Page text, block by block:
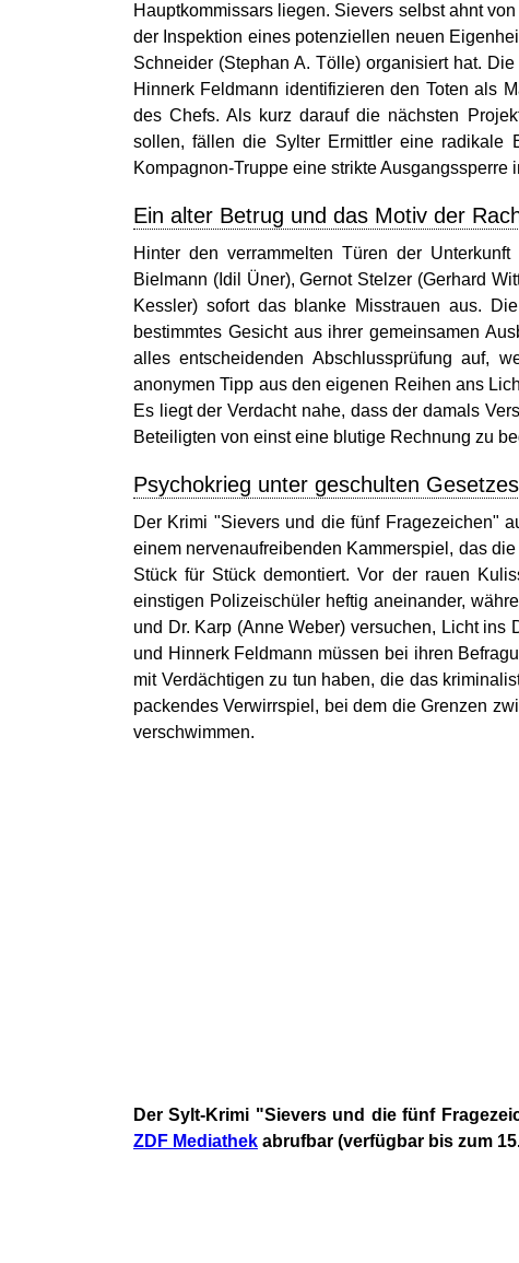
Hauptkommissars liegen. Sievers selbst ahnt
der Inspektion eines potenziellen neuen
Schneider (Stephan A. Tölle) organisiert hat.
Hinnerk Feldmann identifizieren den Toten als
des Chefs. Als kurz darauf die nächsten
sollen, fällen die Sylter Ermittler eine radikale
Kompagnon-Truppe eine strikte Ausgangssperre
Ein alter Betrug und das Motiv der
Hinter den verrammelten Türen der
Bielmann (Idil Üner), Gernot Stelzer (Gerhard
Kessler) sofort das blanke Misstrauen aus.
bestimmtes Gesicht aus ihrer gemeinsamen
alles entscheidenden Abschlussprüfung auf,
anonymen Tipp aus den eigenen Reihen ans
Es liegt der Verdacht nahe, dass der damals
Beteiligten von einst eine blutige Rechnung zu
Psychokrieg unter geschulten
Der Krimi "Sievers und die fünf Fragezeichen"
einem nervenaufreibenden Kammerspiel, das
Stück für Stück demontiert. Vor der rauen
einstigen Polizeischüler heftig aneinander,
und Dr. Karp (Anne Weber) versuchen, Licht
und Hinnerk Feldmann müssen bei ihren
mit Verdächtigen zu tun haben, die das
packendes Verwirrspiel, bei dem die Grenzen
verschwimmen.
Der Sylt-Krimi "Sievers und die fünf
ZDF Mediathek abrufbar (verfügbar bis zum